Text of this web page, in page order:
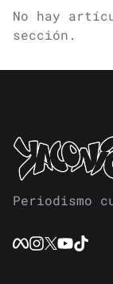
No hay
sección.
Periodismo